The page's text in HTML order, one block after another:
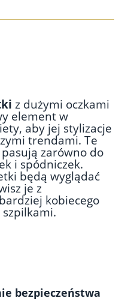
z dużymi oczkami
element w
aby jej stylizacje
trendami. Te
zarówno do
i spódniczek.
będą wyglądać
je z
kobiecego
bezpieczeństwa